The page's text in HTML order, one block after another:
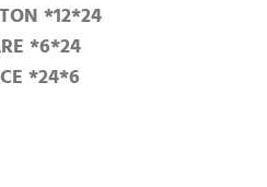
*12*24
*6*24
*24*6